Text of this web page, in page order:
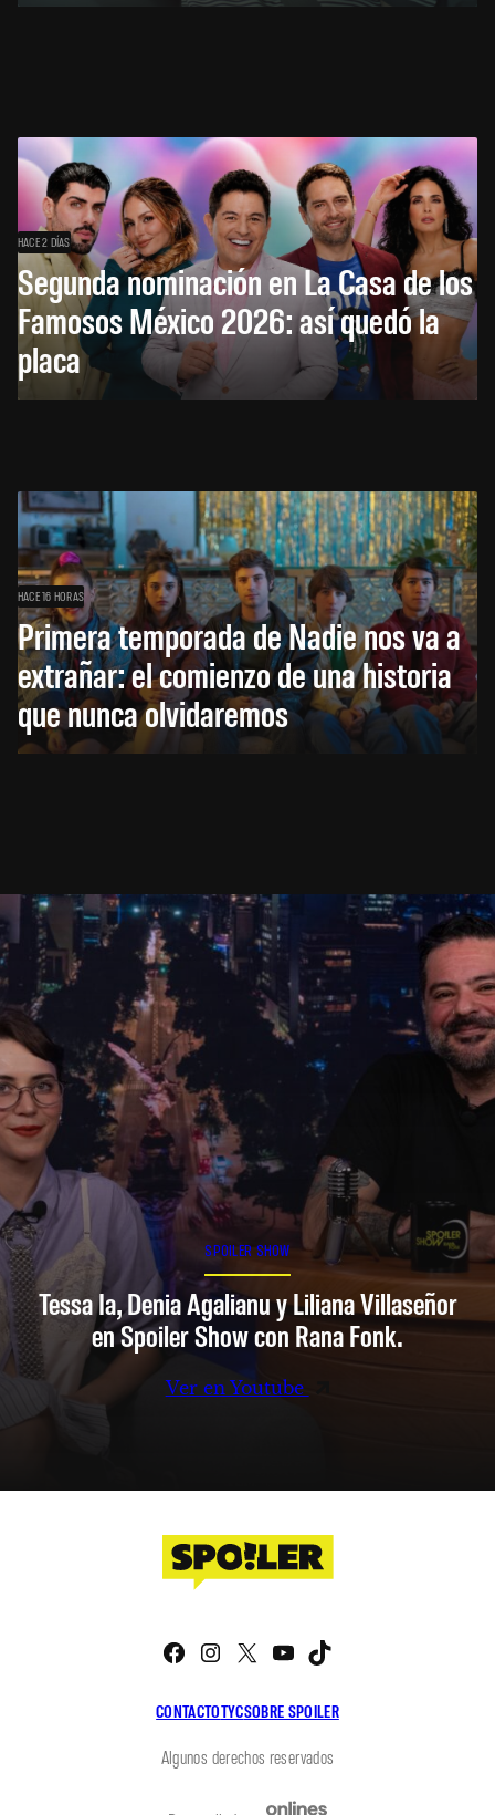
HACE 2 DÍAS
Segunda nominación en La Casa de los
Famosos México 2026: así quedó la
placa
HACE 16 HORAS
Primera temporada de Nadie nos va a
extrañar: el comienzo de una historia
que nunca olvidaremos
SPOILER SHOW
Tessa Ia, Denia Agalianu y Liliana Villaseñor
en Spoiler Show con Rana Fonk.
Ver en Youtube
CONTACTOTYCSOBRE SPOILER
Facebook
Instagram
X YouTube
Algunos derechos reservados